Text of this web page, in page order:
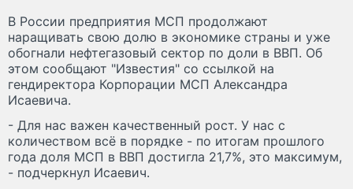
В России предприятия МСП продолжают
наращивать свою долю в экономике страны и уже
обогнали нефтегазовый сектор по доли в ВВП. Об
этом сообщают "Известия" со ссылкой на
гендиректора Корпорации МСП Александра
Исаевича.
- Для нас важен качественный рост. У нас с
количеством всё в порядке - по итогам прошлого
года доля МСП в ВВП достигла 21,7%, это максимум,
- подчеркнул Исаевич.